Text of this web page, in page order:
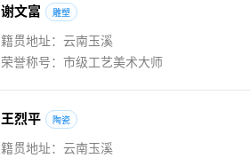
谢文富 雕塑
籍贯地址：云南玉溪
荣誉称号：市级工艺美术大师
王烈平 陶瓷
籍贯地址：云南玉溪